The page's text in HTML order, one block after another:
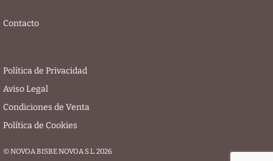
Contacto
Política de Privacidad
Aviso Legal
Condiciones de Venta
Política de Cookies
© NOVOA BISBE NOVOA S.L. 2026